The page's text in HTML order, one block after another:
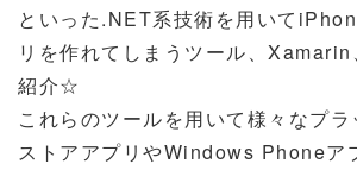
といった.NET系技術を用いて
リを作れてしまうツール、
紹介☆
これらのツールを用いて様々なプ
ストアアプリやWindows Phoneア